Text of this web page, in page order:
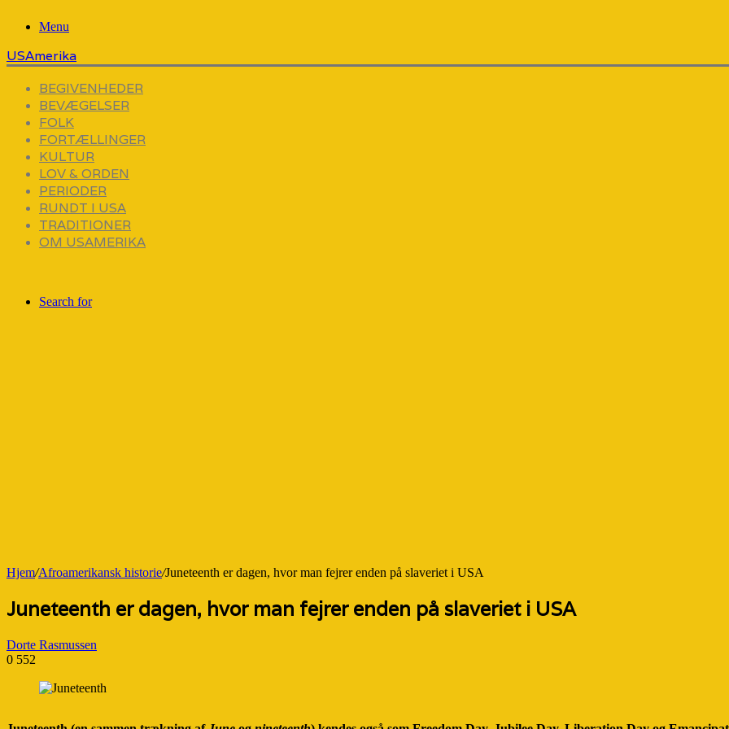
Menu
USAmerika
BEGIVENHEDER
BEVÆGELSER
FOLK
FORTÆLLINGER
KULTUR
LOV & ORDEN
PERIODER
RUNDT I USA
TRADITIONER
OM USAMERIKA
Search for
Hjem/Afroamerikansk historie/Juneteenth er dagen, hvor man fejrer enden på slaveriet i USA
Juneteenth er dagen, hvor man fejrer enden på slaveriet i USA
Dorte Rasmussen
0 552